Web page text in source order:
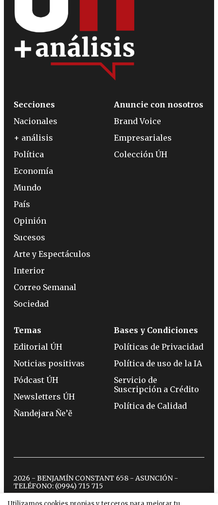
Secciones
Nacionales
+ análisis
Política
Economía
Mundo
País
Opinión
Sucesos
Arte y Espectáculos
Interior
Correo Semanal
Sociedad
Anuncie con nosotros
Brand Voice
Empresariales
Colección ÚH
Temas
Editorial ÚH
Noticias positivas
Pódcast ÚH
Newsletters ÚH
Ñandejara Ñe’ẽ
Bases y Condiciones
Políticas de Privacidad
Política de uso de la IA
Servicio de
Suscripción a Crédito
Política de Calidad
2026 - BENJAMÍN CONSTANT 658 - ASUNCIÓN -
TELÉFONO: (0994) 715 715